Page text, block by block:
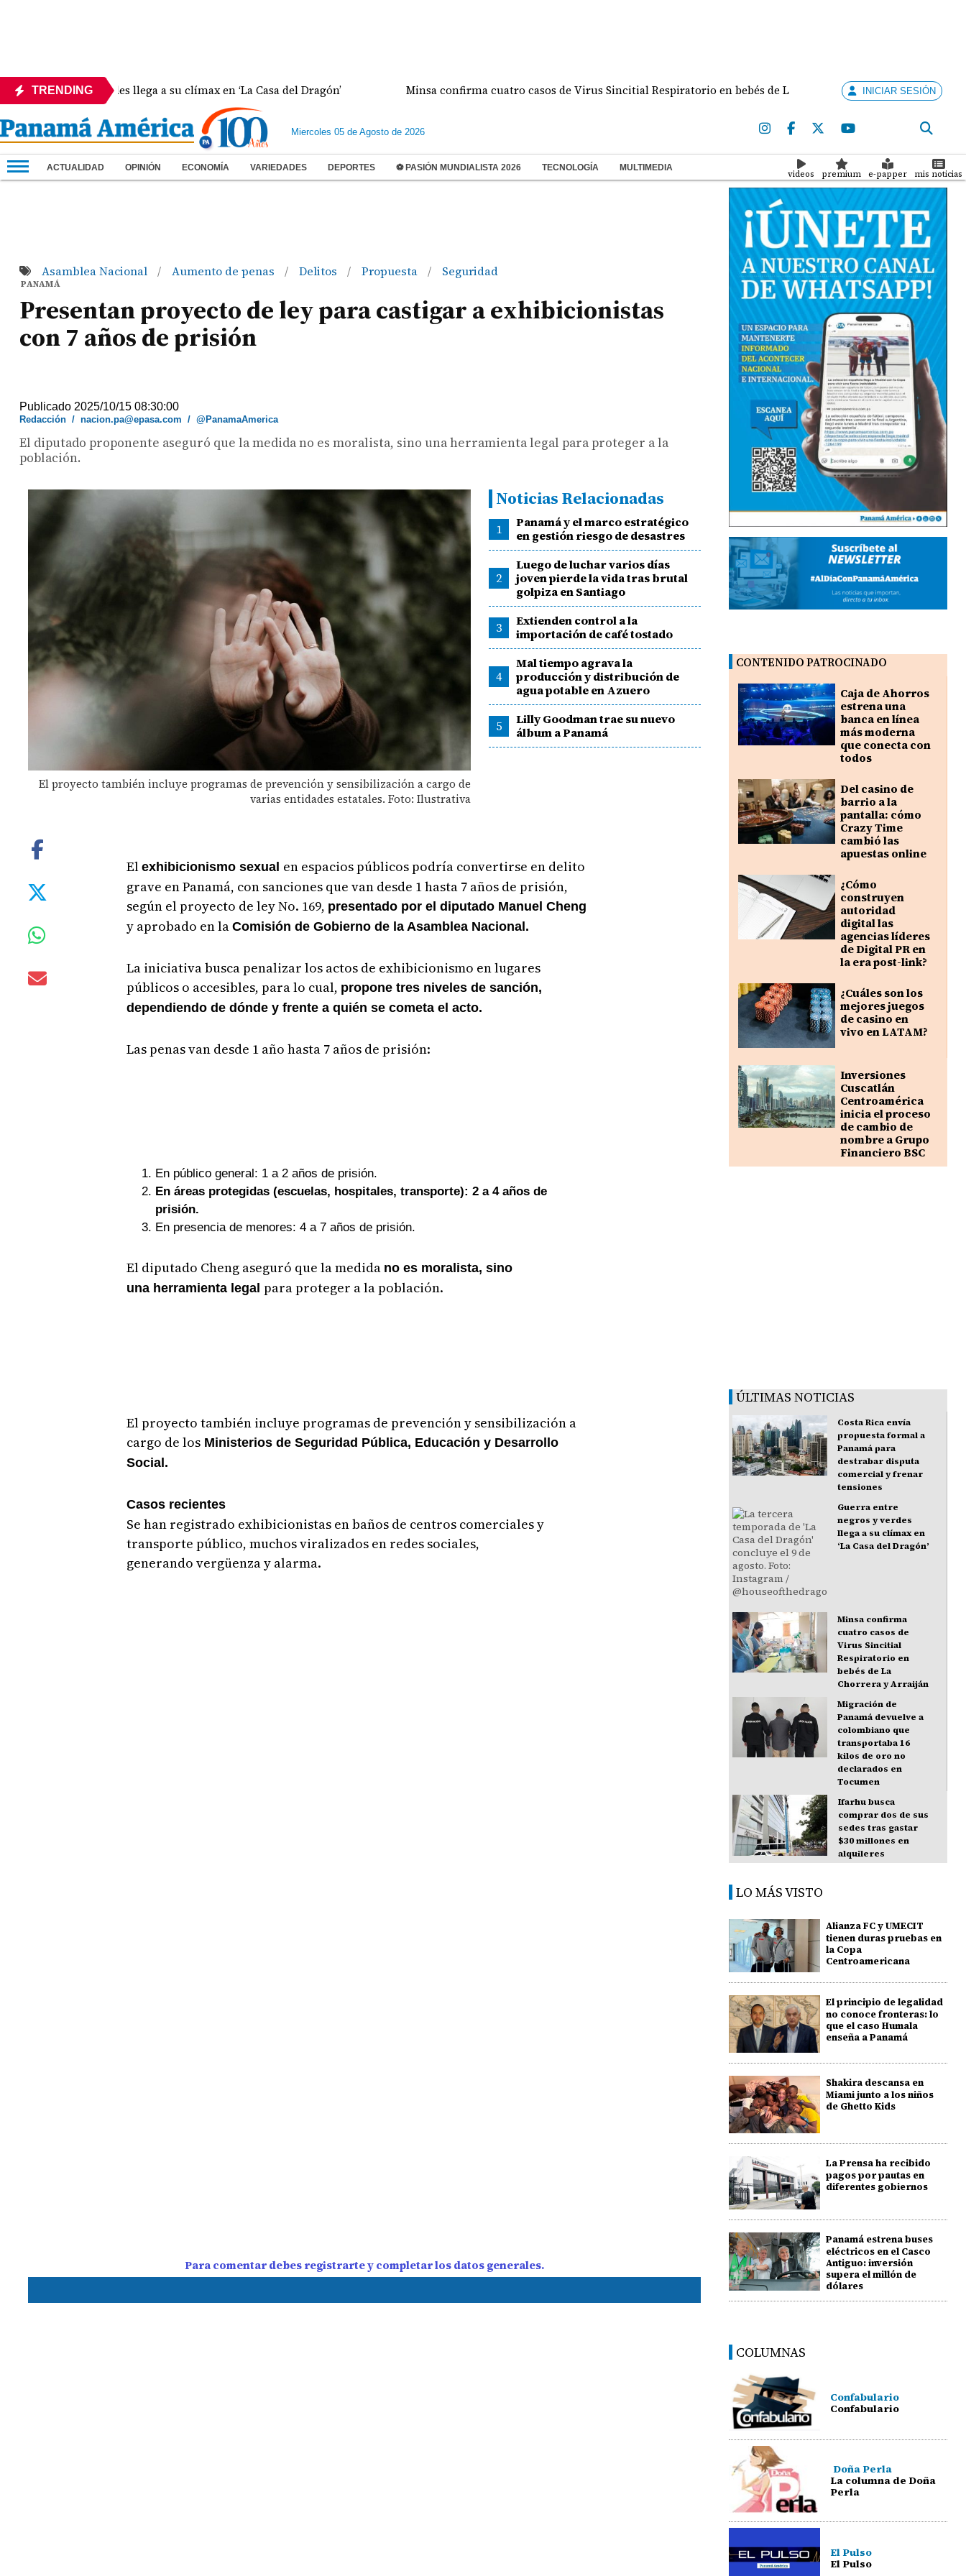
TRENDING
y verdes llega a su clímax en ‘La Casa del Dragón’ Minsa confirma cuatro casos de Virus Sincitial Respiratorio en bebés de La Chorrera y Arraiján INICIAR SESIÓN
Miercoles 05 de Agosto de 2026
ACTUALIDAD OPINIÓN ECONOMÍA VARIEDADES DEPORTES ⚽ PASIÓN MUNDIALISTA 2026 TECNOLOGÍA MULTIMEDIA
videos premium e-papper mis noticias
Asamblea Nacional / Aumento de penas / Delitos / Propuesta / Seguridad
PANAMÁ
Presentan proyecto de ley para castigar a exhibicionistas
con 7 años de prisión
Publicado 2025/10/15 08:30:00
Redacción /nacion.pa@epasa.com /@PanamaAmerica
El diputado proponente aseguró que la medida no es moralista, sino una herramienta legal para proteger a la
población.
El proyecto también incluye programas de prevención y sensibilización a cargo de
varias entidades estatales. Foto: Ilustrativa
Noticias Relacionadas
1
Panamá y el marco estratégico
en gestión riesgo de desastres
2
Luego de luchar varios días
joven pierde la vida tras brutal
golpiza en Santiago
3
Extienden control a la
importación de café tostado
4
Mal tiempo agrava la
producción y distribución de
agua potable en Azuero
5
Lilly Goodman trae su nuevo
álbum a Panamá
El exhibicionismo sexual en espacios públicos podría convertirse en delito
grave en Panamá, con sanciones que van desde 1 hasta 7 años de prisión,
según el proyecto de ley No. 169, presentado por el diputado Manuel Cheng
y aprobado en la Comisión de Gobierno de la Asamblea Nacional.
La iniciativa busca penalizar los actos de exhibicionismo en lugares
públicos o accesibles, para lo cual, propone tres niveles de sanción,
dependiendo de dónde y frente a quién se cometa el acto.
Las penas van desde 1 año hasta 7 años de prisión:
En público general: 1 a 2 años de prisión.
En áreas protegidas (escuelas, hospitales, transporte): 2 a 4 años de
prisión.
En presencia de menores: 4 a 7 años de prisión.
El diputado Cheng aseguró que la medida no es moralista, sino
una herramienta legal para proteger a la población.
El proyecto también incluye programas de prevención y sensibilización a
cargo de losMinisterios de Seguridad Pública, Educación y Desarrollo
Social.
Casos recientes
Se han registrado exhibicionistas en baños de centros comerciales y
transporte público, muchos viralizados en redes sociales,
generando vergüenza y alarma.
Para comentar debes registrarte y completar los datos generales.
CONTENIDO PATROCINADO
Caja de Ahorros
estrena una
banca en línea
más moderna
que conecta con
todos
Del casino de
barrio a la
pantalla: cómo
Crazy Time
cambió las
apuestas online
¿Cómo
construyen
autoridad
digital las
agencias líderes
de Digital PR en
la era post-link?
¿Cuáles son los
mejores juegos
de casino en
vivo en LATAM?
Inversiones
Cuscatlán
Centroamérica
inicia el proceso
de cambio de
nombre a Grupo
Financiero BSC
ÚLTIMAS NOTICIAS
Costa Rica envía
propuesta formal a
Panamá para
destrabar disputa
comercial y frenar
tensiones
Guerra entre
negros y verdes
llega a su clímax en
‘La Casa del Dragón’
Minsa confirma
cuatro casos de
Virus Sincitial
Respiratorio en
bebés de La
Chorrera y Arraiján
Migración de
Panamá devuelve a
colombiano que
transportaba 16
kilos de oro no
declarados en
Tocumen
Ifarhu busca
comprar dos de sus
sedes tras gastar
$30 millones en
alquileres
LO MÁS VISTO
Alianza FC y UMECIT
tienen duras pruebas en
la Copa
Centroamericana
El principio de legalidad
no conoce fronteras: lo
que el caso Humala
enseña a Panamá
Shakira descansa en
Miami junto a los niños
de Ghetto Kids
La Prensa ha recibido
pagos por pautas en
diferentes gobiernos
Panamá estrena buses
eléctricos en el Casco
Antiguo: inversión
supera el millón de
dólares
COLUMNAS
Confabulario
Confabulario
Doña Perla
La columna de Doña
Perla
El Pulso
El Pulso